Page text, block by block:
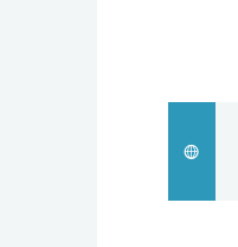
科学・技術
暮らし